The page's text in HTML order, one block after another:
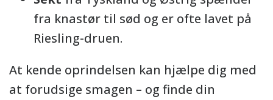
fra knastør til sød og er ofte lavet på
Riesling-druen.
At kende oprindelsen kan hjælpe dig med
at forudsige smagen – og finde din